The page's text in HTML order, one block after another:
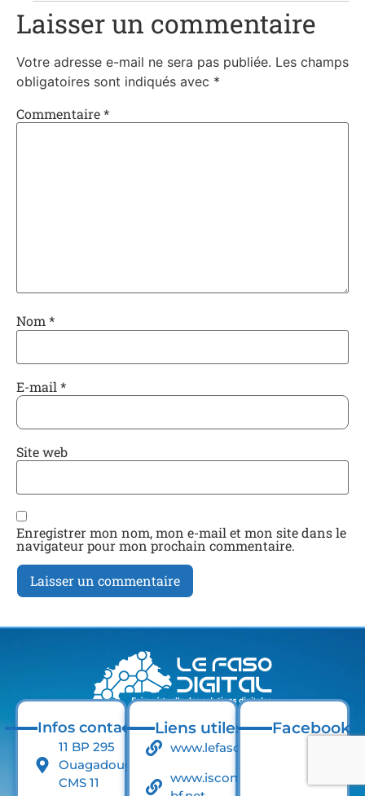
Laisser un commentaire
Votre adresse e-mail ne sera pas publiée. Les champs
obligatoires sont indiqués avec *
Commentaire*
Nom*
E-mail *
Site web
Enregistrer mon nom, mon e-mail et mon site dans le
navigateur pour mon prochain commentaire.
Infos contact
11 BP 295
Ouagadougou
CMS 11
Liens utiles
www.lefaso.net
www.iscom-
Facebook